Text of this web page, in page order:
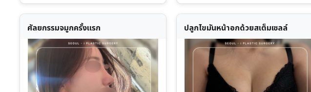
ศัลยกรรมจมูกครั้งแรก ปลูกไขมันหน้าอกด้วยสเต็มเซลล์